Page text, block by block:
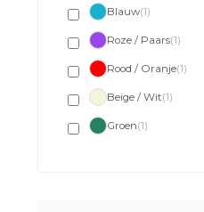
Blauw(1)
Roze / Paars(1)
Rood / Oranje(1)
Beige / Wit(1)
Groen(1)